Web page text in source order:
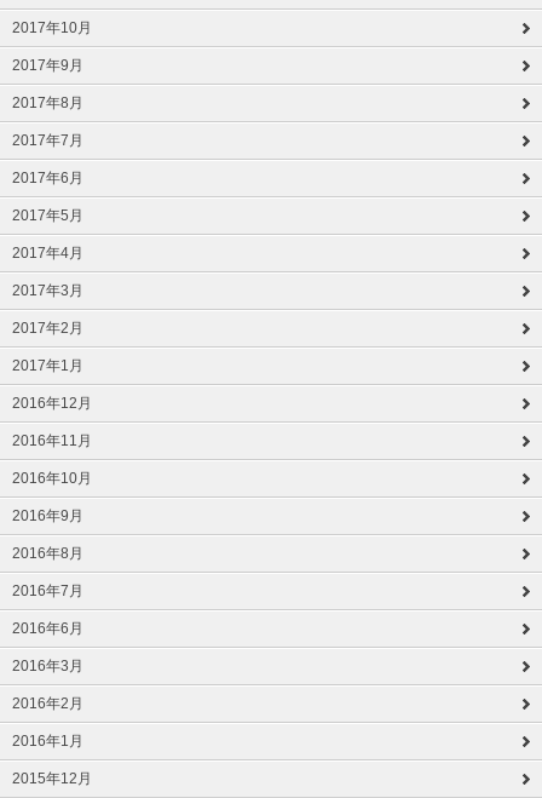
2017年10月
2017年9月
2017年8月
2017年7月
2017年6月
2017年5月
2017年4月
2017年3月
2017年2月
2017年1月
2016年12月
2016年11月
2016年10月
2016年9月
2016年8月
2016年7月
2016年6月
2016年3月
2016年2月
2016年1月
2015年12月